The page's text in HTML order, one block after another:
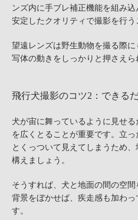
ンズ内に手ブレ補正機能を組み
安定したクオリティで撮影を行う
望遠レンズは野生動物を撮る際
写体の動きをしっかりと押さえら
飛行犬撮影のコツ2：できる
犬が宙に舞っているように見せ
を広くとることが重要です。立
とくっついて見えてしまうため
構えましょう。
そうすれば、犬と地面の間の空
背景をぼかせば、疾走感も加わ
す。